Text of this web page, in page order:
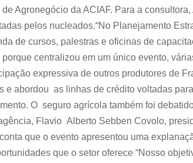
Agronegócio da ACIAF. Para a
pelos nucleados.“No Planejamento
de cursos, palestras e oficinas de
centralizou em um único evento,
expressiva de outros produtores de
e abordou as linhas de crédito voltadas
O seguro agrícola também foi
Flavio Alberto Sebben Covolo,
que o evento apresentou uma
que o setor oferece “Nosso